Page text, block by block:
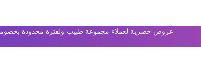
عروض حصرية لعملاء مجموعة طبيب ولفترة محدودة بخصومات